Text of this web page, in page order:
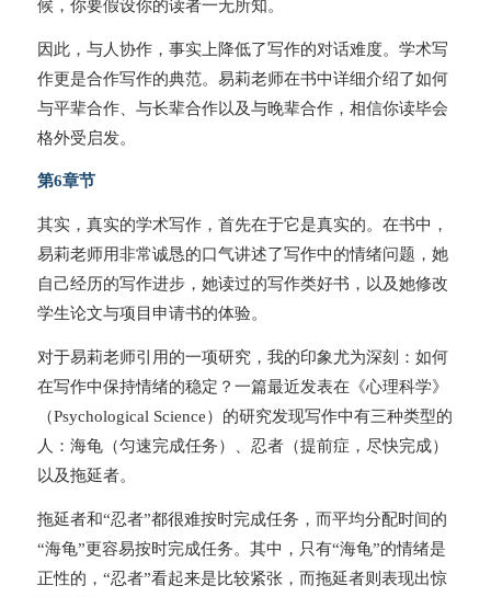
候，你要假设你的读者一无所知。
因此，与人协作，事实上降低了写作的对话难度。学术写
作更是合作写作的典范。易莉老师在书中详细介绍了如何
与平辈合作、与长辈合作以及与晚辈合作，相信你读毕会
格外受启发。
第6章节
其实，真实的学术写作，首先在于它是真实的。在书中，
易莉老师用非常诚恳的口气讲述了写作中的情绪问题，她
自己经历的写作进步，她读过的写作类好书，以及她修改
学生论文与项目申请书的体验。
对于易莉老师引用的一项研究，我的印象尤为深刻：如何
在写作中保持情绪的稳定？一篇最近发表在《心理科学》
（Psychological Science）的研究发现写作中有三种类型的
人：海龟（匀速完成任务）、忍者（提前症，尽快完成）
以及拖延者。
拖延者和“忍者”都很难按时完成任务，而平均分配时间的
“海龟”更容易按时完成任务。其中，只有“海龟”的情绪是
正性的，“忍者”看起来是比较紧张，而拖延者则表现出惊